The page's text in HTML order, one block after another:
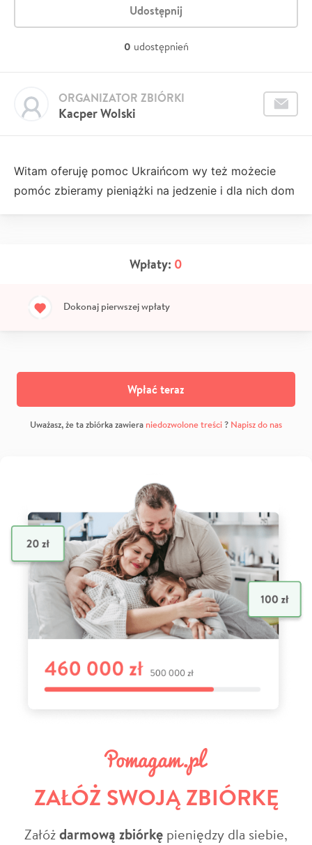
Udostępnij
0 udostępnień
Kacper Wolski
ORGANIZATOR ZBIÓRKI
Witam oferuję pomoc Ukraińcom wy też możecie
pomóc zbieramy pieniążki na jedzenie i dla nich dom
Wpłaty: 0
Dokonaj pierwszej wpłaty
Wpłać teraz
Uważasz, że ta zbiórka zawiera niedozwolone treści? Napisz do nas
ZAŁÓŻ SWOJĄ ZBIÓRKĘ
Załóżdarmową zbiórkę pieniędzy dla siebie,